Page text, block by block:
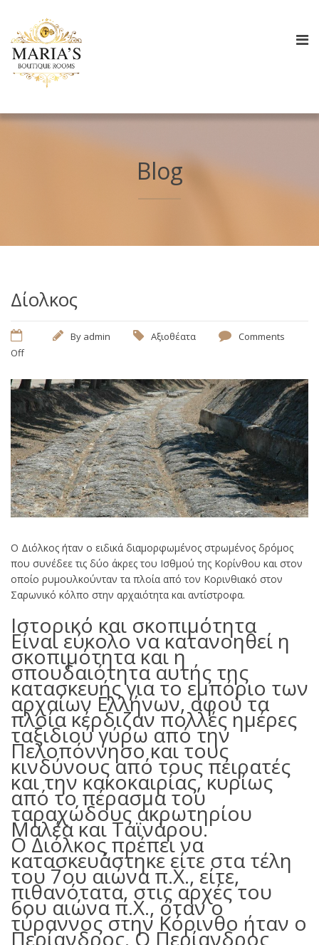
Blog
Δίολκος
By admin Αξιοθέατα
Comments
Off
Ο Διόλκος ήταν ο ειδικά διαμορφωμένος στρωμένος δρόμος
που συνέδεε τις δύο άκρες του Ισθμού της Κορίνθου και στον
οποίο ρυμουλκούνταν τα πλοία από τον Κορινθιακό στον
Σαρωνικό κόλπο στην αρχαιότητα και αντίστροφα.
Ιστορικό και σκοπιμότητα
Είναι εύκολο να κατανοηθεί η
σκοπιμότητα και η
σπουδαιότητα αυτής της
κατασκευής για το εμπόριο των
αρχαίων Ελλήνων, αφού τα
πλοία κέρδιζαν πολλές ημέρες
ταξιδιού γύρω από την
Πελοπόννησο και τους
κινδύνους από τους πειρατές
και την κακοκαιρίας, κυρίως
από το πέρασμα του
ταραχώδους ακρωτηρίου
Μαλέα και Ταϊνάρου.
Ο Διόλκος πρέπει να
κατασκευάστηκε είτε στα τέλη
του 7ου αιώνα π.Χ., είτε,
πιθανότατα, στις αρχές του
6ου αιώνα π.Χ., όταν ο
τύραννος στην Κόρινθο ήταν ο
Περίανδρος. Ο Περίανδρος